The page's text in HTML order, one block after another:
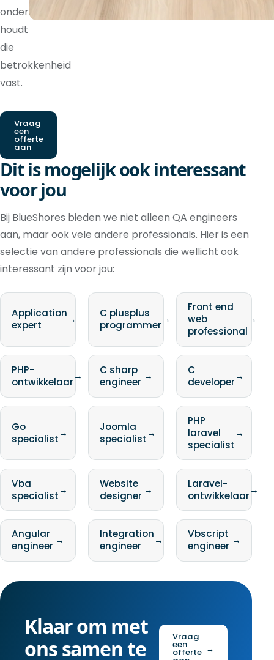
ondersteuning
houdt
die
betrokkenheid
vast.
Vraag
een
offerte
aan
Dit is mogelijk ook interessant
voor jou
Bij BlueShores bieden we niet alleen QA engineers
aan, maar ook vele andere professionals. Hier is een
selectie van andere professionals die wellicht ook
interessant zijn voor jou:
Application
expert
→
C plusplus
programmer→
Front end
web
professional
→
PHP-
ontwikkelaar→
C sharp
engineer →
C
developer→
Go
specialist→
Joomla
specialist→
PHP
laravel
specialist
→
Vba
specialist→
Website
designer →
Laravel-
ontwikkelaar→
Angular
engineer →
Integration
engineer
→
Vbscript
engineer →
Klaar om met
ons samen te
Vraag
een
offerte →